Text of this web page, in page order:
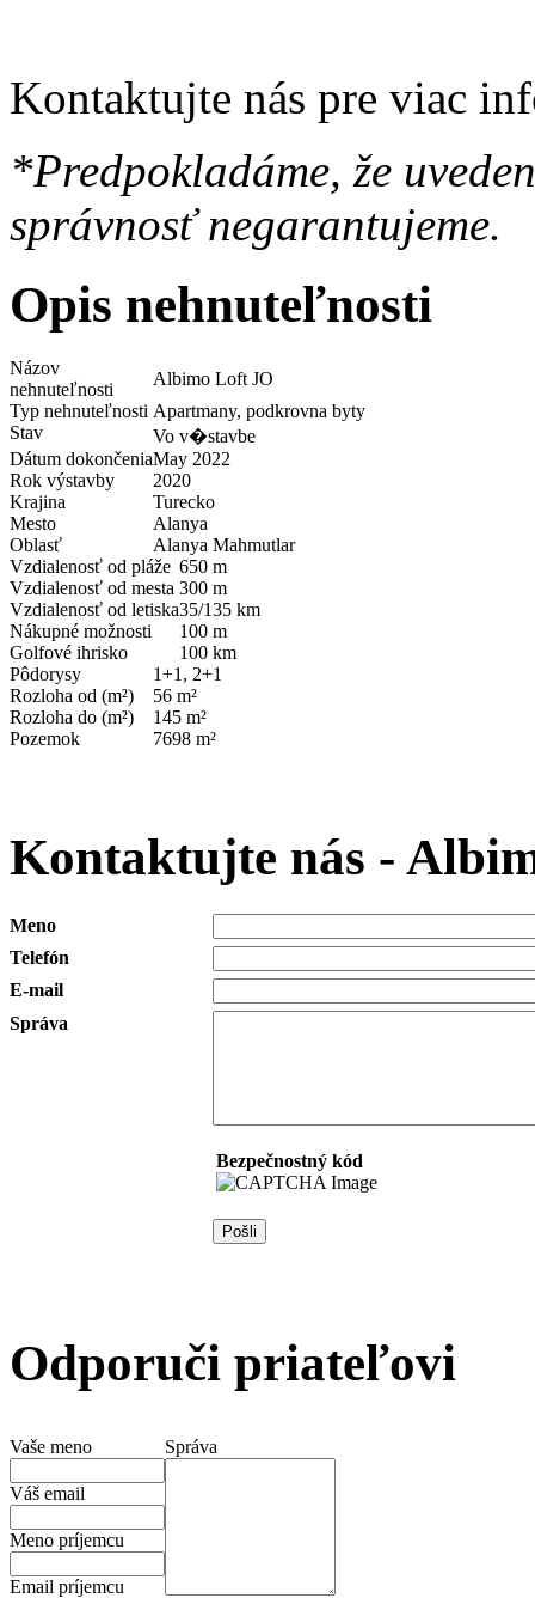
Kontaktujte nás pre viac
*Predpokladáme, že
správnosť negarantujeme.
Opis nehnuteľnosti
Názov
nehnuteľnosti
Albimo Loft JO
Typ nehnuteľnosti Apartmany, podkrovna byty
Stav
Vo v�stavbe
Dátum dokončeniaMay 2022
Rok výstavby
2020
Krajina
Turecko
Mesto
Alanya
Oblasť
Alanya Mahmutlar
Vzdialenosť od pláže 650 m
Vzdialenosť od mesta 300 m
Vzdialenosť od letiska35/135 km
Nákupné možnosti
100 m
Golfové ihrisko
100 km
Pôdorysy
1+1, 2+1
Rozloha od (m²)
56 m²
Rozloha do (m²)
145 m²
Pozemok
7698 m²
Kontaktujte nás -
Meno
Telefón
E-mail
Správa
Bezpečnostný kód
Odporuči priateľovi
Vaše meno
Váš email
Meno príjemcu
Email príjemcu
Správa